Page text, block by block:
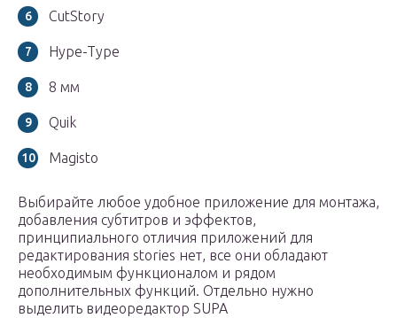
CutStory
Hype-Type
8 мм
Quik
Magisto
Выбирайте любое удобное приложение для монтажа,
добавления субтитров и эффектов,
принципиального отличия приложений для
редактирования stories нет, все они обладают
необходимым функционалом и рядом
дополнительных функций. Отдельно нужно
выделить видеоредактор SUPA